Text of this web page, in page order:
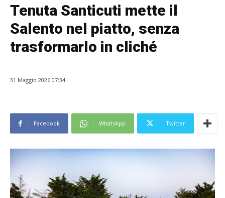
Tenuta Santicuti mette il
Salento nel piatto, senza
trasformarlo in cliché
31 Maggio 2026 07:34
Facebook WhatsApp Twitter